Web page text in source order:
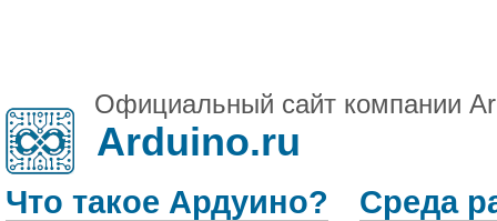
Официальный сайт компании
Arduino.ru
Что такое Ардуино?
Среда